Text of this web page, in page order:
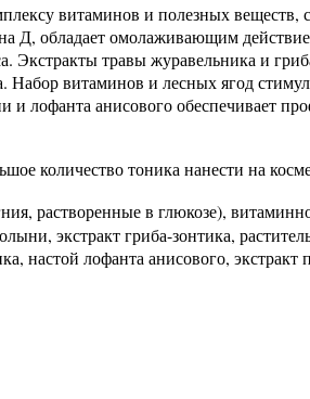
витаминов и полезных
Д, обладает омолаживающим
травы журавельника и
витаминов и лесных ягод
лофанта анисового обеспечивает
количество тоника нанести на
растворенные в глюкозе),
экстракт гриба-зонтика,
настой лофанта анисового,